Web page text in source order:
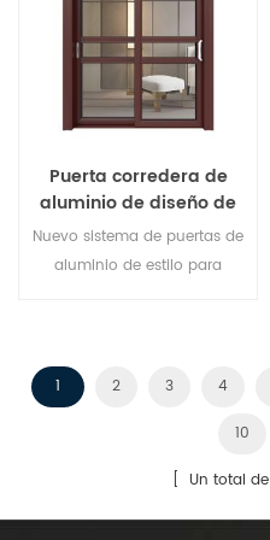
diferentes necesidades
arquitectónicas.
Puerta corredera de
aluminio de diseño de
lujo.
Nuevo sistema de puertas de
aluminio de estilo para
1 2 3 4
10
[ Un total de